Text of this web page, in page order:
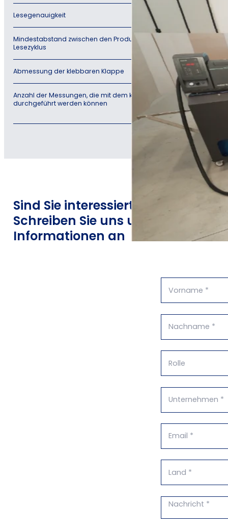
Lesegenauigkeit
Mindestabstand zwischen den Produkten, für kontinuierlichen
Lesezyklus
Abmessung der klebbaren Klappe
Anzahl der Messungen, die mit dem kontinuierlichen Zyklus
durchgeführt werden können
Sind Sie interessiert?
Schreiben Sie uns und fordern Sie
Informationen an